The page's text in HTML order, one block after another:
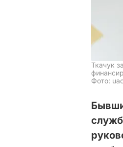
Ткачук
Фото: